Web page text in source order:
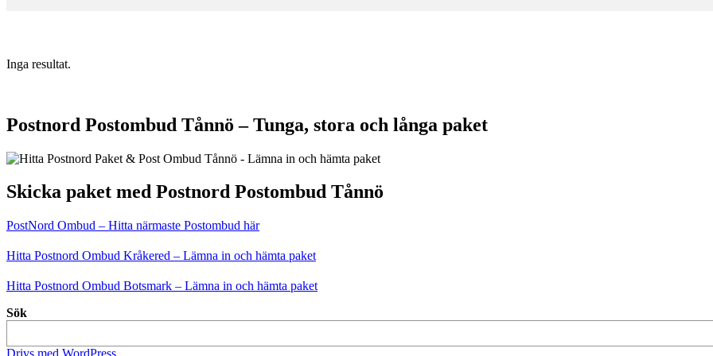
Inga resultat.
Postnord Postombud Tånnö – Tunga, stora och långa paket
Skicka paket med Postnord Postombud Tånnö
PostNord Ombud – Hitta närmaste Postombud här
Hitta Postnord Ombud Kråkered – Lämna in och hämta paket
Hitta Postnord Ombud Botsmark – Lämna in och hämta paket
Sök